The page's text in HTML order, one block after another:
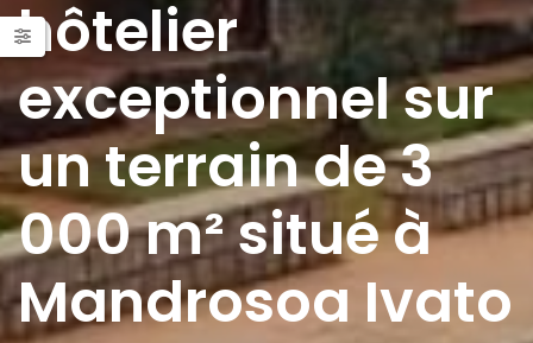
hôtelier
exceptionnel sur
un terrain de 3
000 m² situé à
Mandrosoa Ivato